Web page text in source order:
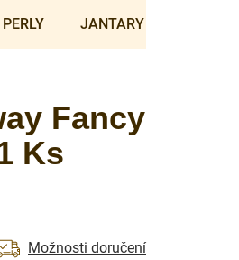
PERLY JANTARY
Fancy
Ks
Možnosti doručení